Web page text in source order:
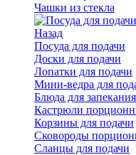
Чашки из стекла
Назад
Посуда для подачи
Доски для подачи
Лопатки для подачи
Мини-ведра для
Блюда для запекания
Кастрюли
Корзины для подачи
Сковороды
Сланцы для подачи